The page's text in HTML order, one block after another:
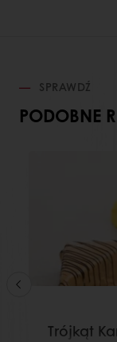
SPRAWDŹ
PODOBNE
Trójkąt